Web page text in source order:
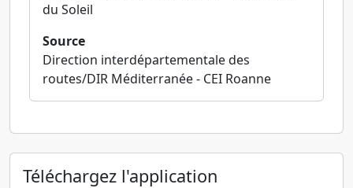
du Soleil
Source
Direction interdépartementale des
routes/DIR Méditerranée - CEI Roanne
Téléchargez l'application